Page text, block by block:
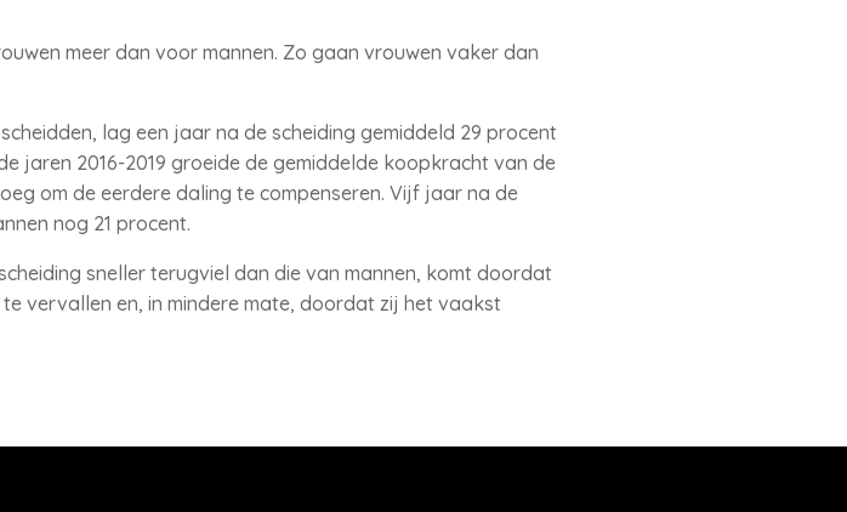
meer dan voor mannen. Zo gaan vrouwen vaker dan
lag een jaar na de scheiding gemiddeld 29 procent
jaren 2016-2019 groeide de gemiddelde koopkracht van de
om de eerdere daling te compenseren. Vijf jaar na de
nog 21 procent.
sneller terugviel dan die van mannen, komt doordat
vervallen en, in mindere mate, doordat zij het vaakst